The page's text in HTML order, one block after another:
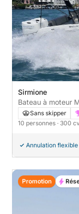
Sirmione
Bateau à moteur
Sans skipper
10 personnes · 300
Annulation flexible
Promotion